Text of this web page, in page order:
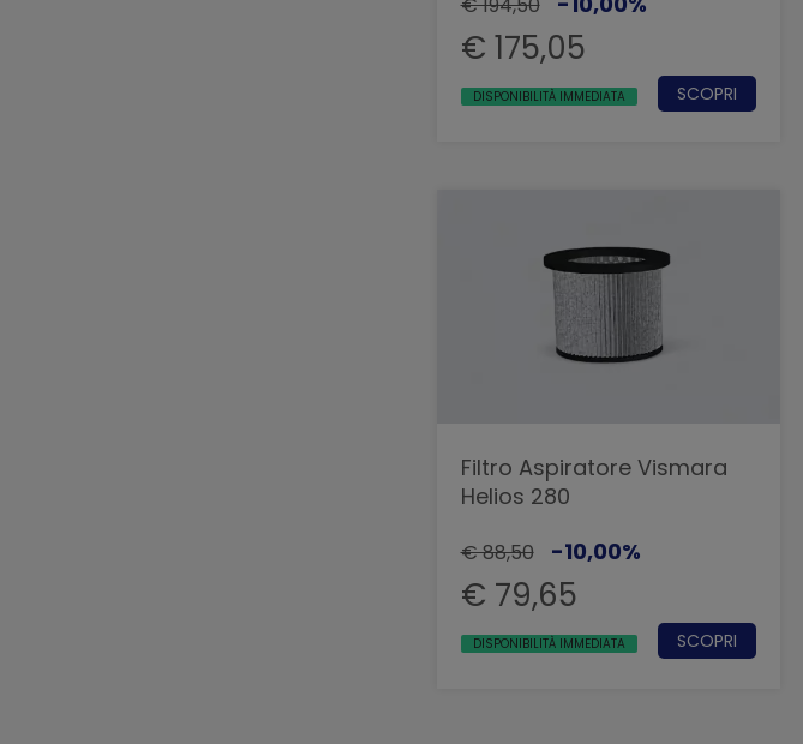
€ 175,05
DISPONIBILITÀ IMMEDIATA SCOPRI
Filtro Aspiratore Vismara
Helios 280
€ 88,50 -10,00%
€ 79,65
DISPONIBILITÀ IMMEDIATA SCOPRI